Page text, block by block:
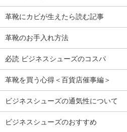
革靴にカビが生えたら読む記事
革靴のお手入れ方法
必読 ビジネスシューズのコスパ
革靴を買う心得＜百貨店催事編＞
ビジネスシューズの通気性について
ビジネスシューズのおすすめ